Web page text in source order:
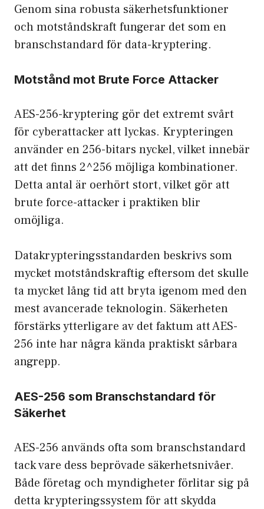
Genom sina robusta säkerhetsfunktioner
och motståndskraft fungerar det som en
branschstandard för data-kryptering.
Motstånd mot Brute Force Attacker
AES-256-kryptering gör det extremt svårt
för cyberattacker att lyckas. Krypteringen
använder en 256-bitars nyckel, vilket innebär
att det finns 2^256 möjliga kombinationer.
Detta antal är oerhört stort, vilket gör att
brute force-attacker i praktiken blir
omöjliga.
Datakrypteringsstandarden beskrivs som
mycket motståndskraftig eftersom det skulle
ta mycket lång tid att bryta igenom med den
mest avancerade teknologin. Säkerheten
förstärks ytterligare av det faktum att AES-
256 inte har några kända praktiskt sårbara
angrepp.
AES-256 som Branschstandard för
Säkerhet
AES-256 används ofta som branschstandard
tack vare dess beprövade säkerhetsnivåer.
Både företag och myndigheter förlitar sig på
detta krypteringssystem för att skydda